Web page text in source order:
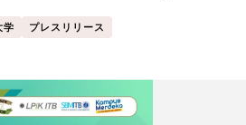
学 プレスリリース